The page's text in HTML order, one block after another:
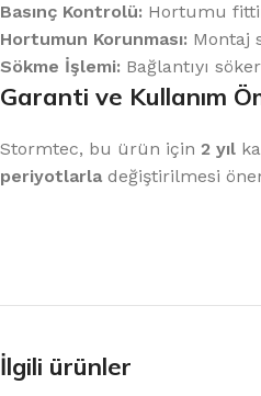
Basınç Kontrolü: Hortumu
Hortumun Korunması: Montaj
Sökme İşlemi: Bağlantıyı
Garanti ve Kullanım
Stormtec, bu ürün için 2 yıl
periyotlarla değiştirilmesi
İlgili ürünler